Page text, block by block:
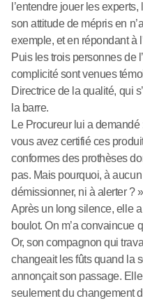
l’entendre jouer les
son attitude de mépris en
exemple, et en répondant à
Puis les trois personnes de
complicité sont venues
Directrice de la qualité, qui
la barre.
Le Procureur lui a
vous avez certifié ces
conformes des prothèses
pas. Mais pourquoi, à
démissionner, ni à alerter ? »
Après un long silence, elle
boulot. On m’a convaincue
Or, son compagnon qui
changeait les fûts quand la
annonçait son passage.
seulement du changement